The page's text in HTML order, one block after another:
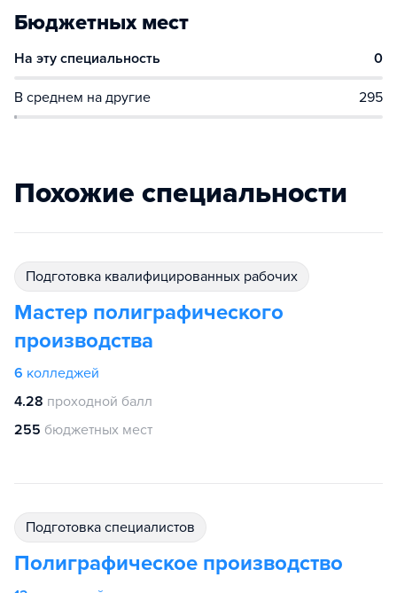
Бюджетных мест
На эту специальность 0
В среднем на другие 295
Похожие специальности
подготовка квалифицированных рабочих
Мастер полиграфического
производства
6 колледжей
4.28 проходной балл
255 бюджетных мест
подготовка специалистов
Полиграфическое производство